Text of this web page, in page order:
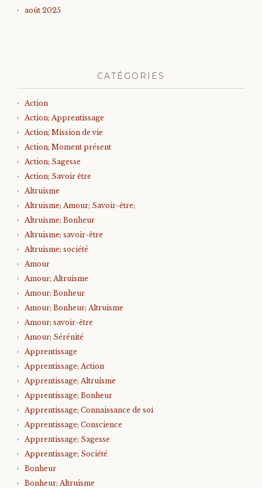
août 2025
CATÉGORIES
Action
Action; Apprentissage
Action; Mission de vie
Action; Moment présent
Action; Sagesse
Action; Savoir être
Altruisme
Altruisme; Amour; Savoir-être;
Altruisme; Bonheur
Altruisme; savoir-être
Altruisme; société
Amour
Amour; Altruisme
Amour; Bonheur
Amour; Bonheur; Altruisme
Amour; savoir-être
Amour; Sérénité
Apprentissage
Apprentissage; Action
Apprentissage; Altruisme
Apprentissage; Bonheur
Apprentissage; Connaissance de soi
Apprentissage; Conscience
Apprentissage; Sagesse
Apprentissage; Société
Bonheur
Bonheur; Altruisme